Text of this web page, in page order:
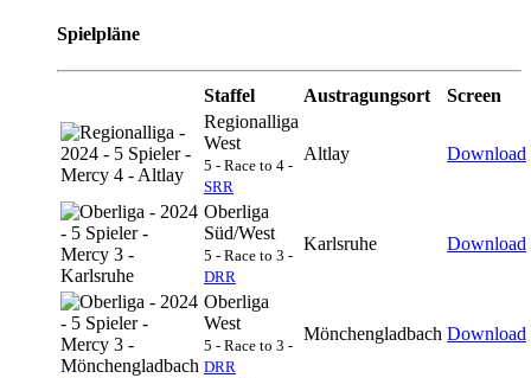
Spielpläne
Staffel Austragungsort
Screen
Regionalliga
West
5 - Race to 4 -
SRR
Altlay Download
Oberliga
Süd/West
5 - Race to 3 -
DRR
Karlsruhe Download
Oberliga
West
5 - Race to 3 -
DRR
Mönchengladbach Download